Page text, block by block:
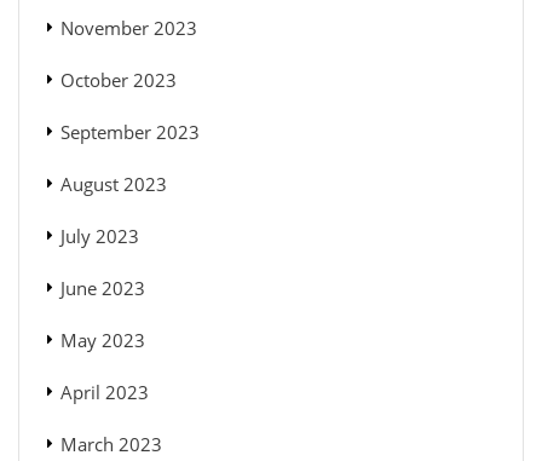
November 2023
October 2023
September 2023
August 2023
July 2023
June 2023
May 2023
April 2023
March 2023